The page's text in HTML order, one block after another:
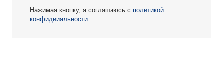
Нажимая кнопку, я соглашаюсь с политикой
конфидииальности